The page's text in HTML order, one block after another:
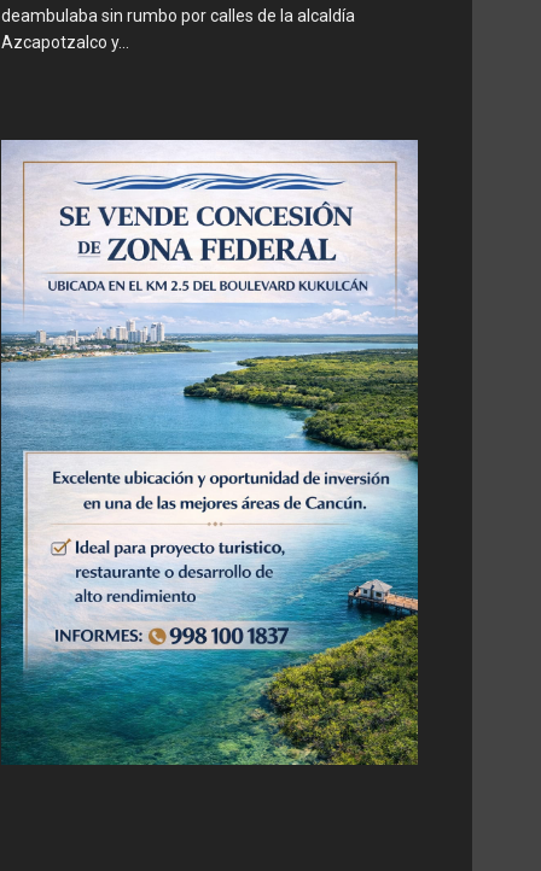
deambulaba sin rumbo por calles de la alcaldía
Azcapotzalco y...